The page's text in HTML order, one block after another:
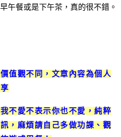
午餐或是下午茶，真的很不錯。
值觀不同，文章內容為個人
不愛不表示你也不愛， 純粹
，麻煩請自己多做功課、觀